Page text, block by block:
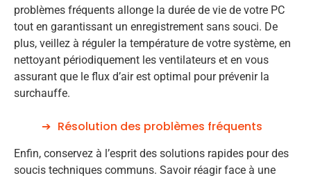
problèmes fréquents allonge la durée de vie de votre PC
tout en garantissant un enregistrement sans souci. De
plus, veillez à réguler la température de votre système, en
nettoyant périodiquement les ventilateurs et en vous
assurant que le flux d’air est optimal pour prévenir la
surchauffe.
Résolution des problèmes fréquents
Enfin, conservez à l’esprit des solutions rapides pour des
soucis techniques communs. Savoir réagir face à une